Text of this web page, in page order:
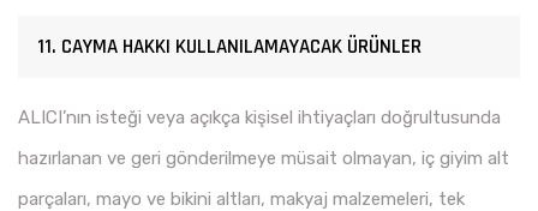
11. CAYMA HAKKI KULLANILAMAYACAK ÜRÜNLER
ALICI’nın isteği veya açıkça kişisel ihtiyaçları doğrultusunda
hazırlanan ve geri gönderilmeye müsait olmayan, iç giyim alt
parçaları, mayo ve bikini altları, makyaj malzemeleri, tek